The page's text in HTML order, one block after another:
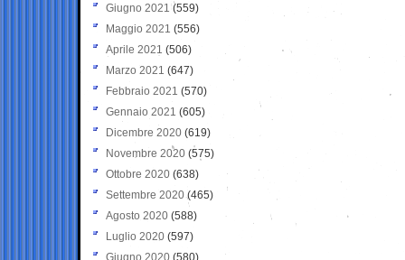
Giugno 2021(559)
Maggio 2021 (556)
Aprile 2021 (506)
Marzo 2021 (647)
Febbraio 2021 (570)
Gennaio 2021 (605)
Dicembre 2020 (619)
Novembre 2020 (575)
Ottobre 2020 (638)
Settembre 2020(465)
Agosto 2020 (588)
Luglio 2020 (597)
Giugno 2020 (580)